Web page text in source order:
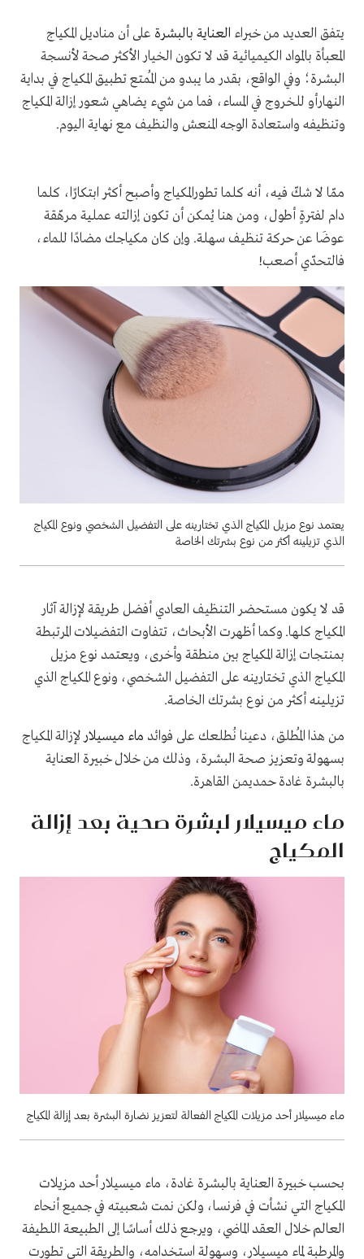
يتفق العديد من خبراء العناية بالبشرة على أن مناديل المكياج
المعبأة بالمواد الكيميائية قد لا تكون الخيار الأكثر صحة لأنسجة
البشرة؛ وفي الواقع، بقدر ما يبدو من المُمتع تطبيق المكياج في بداية
النهارأو للخروج في المساء، فما من شيء يضاهي شعور إزالة المكياج
وتنظيفه واستعادة الوجه المنعش والنظيف مع نهاية اليوم.
ممّا لا شكّ فيه، أنه كلما تطورالمكياج وأصبح أكثر ابتكارًا، كلما
دام لفترةٍ أطول، ومن هنا يُمكن أن تكون إزالته عملية مرهّقة
عوضَا عن حركة تنظيف سهلة. وإن كان مكياجك مضادًا للماء،
فالتحدّي أصعب!
يعتمد نوع مزيل المكياج الذي تختارينه على التفضيل الشخصي ونوع المكياج
الذي تزيلينه أكثر من نوع بشرتك الخاصة
قد لا يكون مستحضر التنظيف العادي أفضل طريقة لإزالة آثار
المكياج كلها. وكما أظهرت الأبحاث، تتفاوت التفضيلات المرتبطة
بمنتجات إزالة المكياج بين منطقة وأخرى، ويعتمد نوع مزيل
المكياج الذي تختارينه على التفضيل الشخصي، ونوع المكياج الذي
تزيلينه أكثر من نوع بشرتك الخاصة.
من هذا المُطلق، دعينا نُطلعك على فوائد ماء ميسيلار لإزالة المكياج
بسهولة وتعزيز صحة البشرة، وذلك من خلال خبيرة العناية
بالبشرة غادة حمديمن القاهرة.
ماء ميسيلار لبشرة صحية بعد إزالة
المكياج
ماء ميسيلار أحد مزيلات المكياج الفعالة لتعزيز نضارة البشرة بعد إزالة المكياج
بحسب خبيرة العناية بالبشرة غادة، ماء ميسيلار أحد مزيلات
المكياج التي نشأت في فرنسا، ولكن نمت شعبيته في جميع أنحاء
العالم خلال العقد الماضي، ويرجع ذلك أساسًا إلى الطبيعة اللطيفة
والمرطبة لماء ميسيلار، وسهولة استخدامه، والطريقة التي تطورت